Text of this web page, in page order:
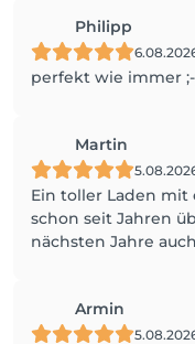
Philipp
perfekt wie immer
Martin
Ein toller Laden mit
schon seit Jahren
nächsten Jahre
Armin